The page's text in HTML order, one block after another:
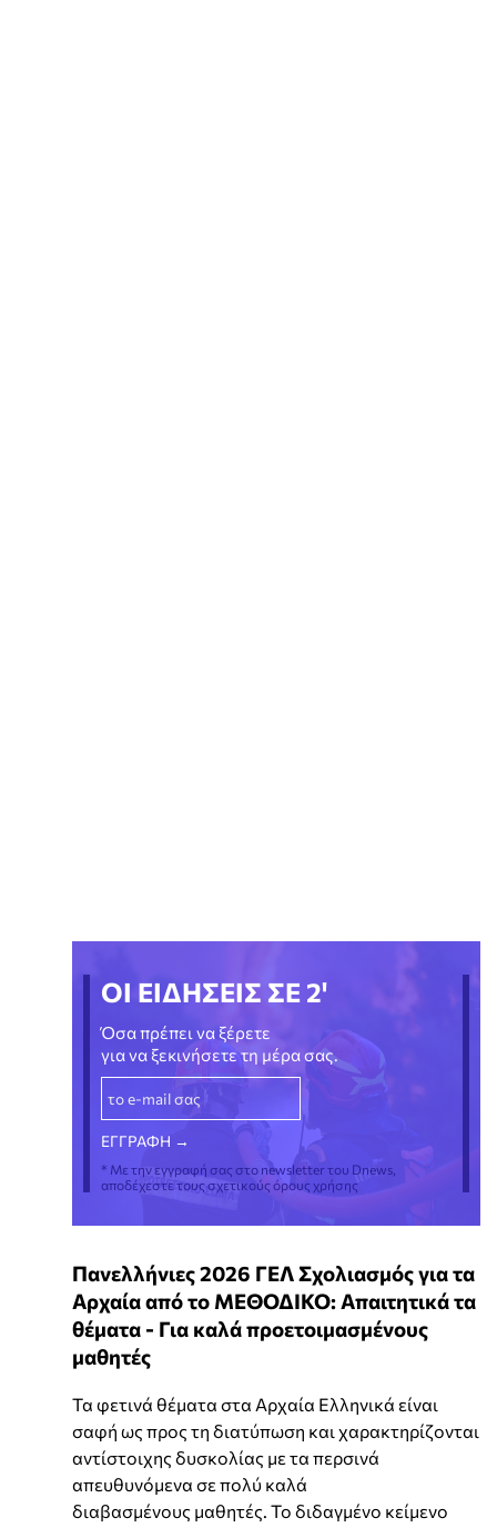
ΟΙ ΕΙΔΗΣΕΙΣ ΣΕ 2'
Όσα πρέπει να ξέρετε
για να ξεκινήσετε τη μέρα σας.
* Με την εγγραφή σας στο newsletter του Dnews,
αποδέχεστε τους σχετικούς όρους χρήσης
Πανελλήνιες 2026 ΓΕΛ Σχολιασμός για τα
Αρχαία από το ΜΕΘΟΔΙΚΟ: Απαιτητικά τα
θέματα - Για καλά προετοιμασμένους
μαθητές
Τα φετινά θέματα στα Αρχαία Ελληνικά είναι
σαφή ως προς τη διατύπωση και χαρακτηρίζονται
αντίστοιχης δυσκολίας με τα περσινά
απευθυνόμενα σε πολύ καλά
διαβασμένους μαθητές. Το διδαγμένο κείμενο